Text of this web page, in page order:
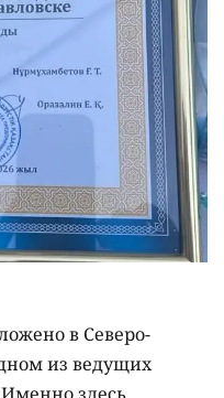
в Северо-
из ведущих